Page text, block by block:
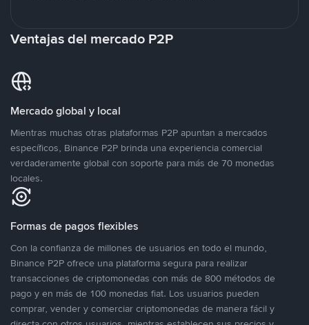
Ventajas del mercado P2P
Mercado global y local
Mientras muchas otras plataformas P2P apuntan a mercados
específicos, Binance P2P brinda una experiencia comercial
verdaderamente global con soporte para más de 70 monedas
locales.
Formas de pagos flexibles
Con la confianza de millones de usuarios en todo el mundo,
Binance P2P ofrece una plataforma segura para realizar
transacciones de criptomonedas con más de 800 métodos de
pago y en más de 100 monedas fiat. Los usuarios pueden
comprar, vender y comerciar criptomonedas de manera fácil y